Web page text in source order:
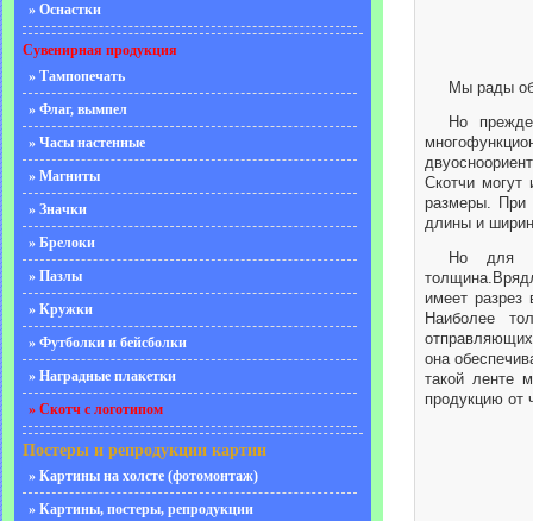
» Оснастки
Сувенирная продукция
» Тампопечать
» Флаг, вымпел
» Часы настенные
» Магниты
» Значки
» Брелоки
» Пазлы
» Кружки
» Футболки и бейсболки
» Наградные плакетки
» Скотч с логотипом
Постеры и репродукции картин
» Картины на холсте (фотомонтаж)
» Картины, постеры, репродукции
Мы рады
Но
Скотчи могут
размеры. При
длины и
Но для
имеет
Наиболее
она
такой ленте
продукцию от